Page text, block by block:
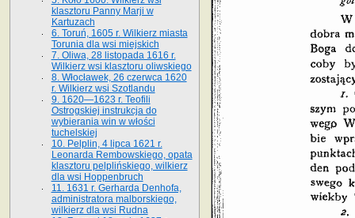
klasztoru Panny Marji w
Kartuzach
6. Toruń, 1605 r. Wilkierz miasta
Torunia dla wsi miejskich
7. Oliwa, 28 listopada 1616 r.
Wilkierz wsi klasztoru oliwskiego
8. Włocławek, 26 czerwca 1620
r. Wilkierz wsi Szotlandu
9. 1620—1623 r. Teofili
Ostrogskiej instrukcja do
wybierania win w włości
tuchelskiej
10. Pelplin, 4 lipca 1621 r.
Leonarda Rembowskiego, opata
klasztoru pelplińskiego, wilkierz
dla wsi Hoppenbruch
11. 1631 r. Gerharda Denhofa,
administratora malborskiego,
wilkierz dla wsi Rudna